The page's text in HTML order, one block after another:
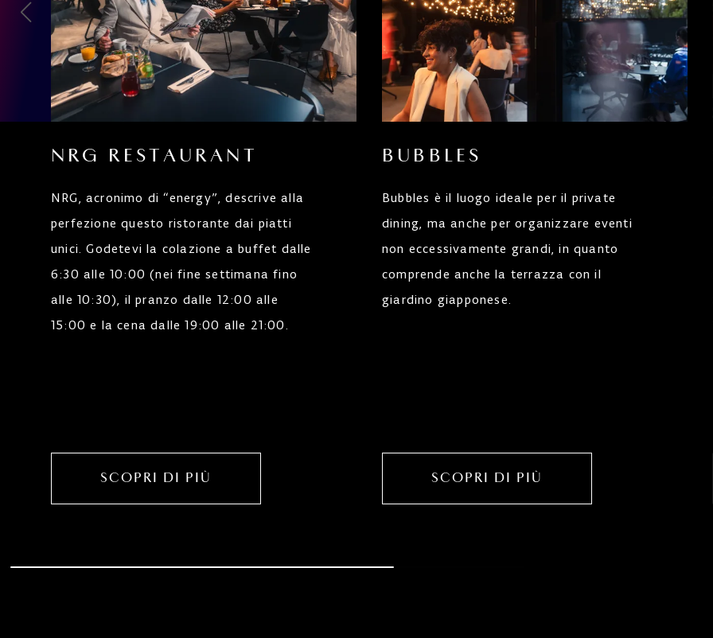
NRG RESTAURANT
NRG, acronimo di “energy”, descrive alla
perfezione questo ristorante dai piatti
unici. Godetevi la colazione a buffet dalle
6:30 alle 10:00 (nei fine settimana fino
alle 10:30), il pranzo dalle 12:00 alle
15:00 e la cena dalle 19:00 alle 21:00.
SCOPRI DI PIÙ
BUBBLES
Bubbles è il luogo ideale per il private
dining, ma anche per organizzare eventi
non eccessivamente grandi, in quanto
comprende anche la terrazza con il
giardino giapponese.
SCOPRI DI PIÙ